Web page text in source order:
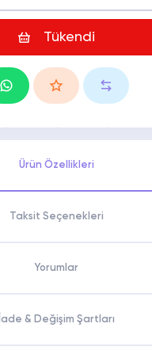
Tükendi
Ürün Özellikleri
Taksit Seçenekleri
Yorumlar
İade & Değişim Şartları